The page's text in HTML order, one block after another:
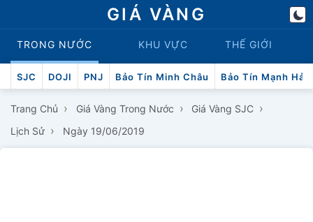
GIÁ VÀNG
TRONG NƯỚC KHU VỰC THẾ GIỚI
SJC DOJI PNJ Bảo Tín Minh Châu Bảo Tín Mạnh Hải
Trang Chủ › Giá Vàng Trong Nước › Giá Vàng SJC ›
Lịch Sử › Ngày 19/06/2019